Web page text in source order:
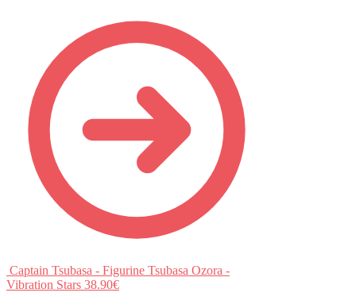
Captain Tsubasa - Figurine Tsubasa Ozora -
Vibration Stars 38.90€